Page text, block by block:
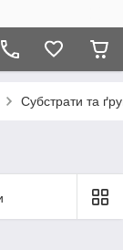
Субстрати та